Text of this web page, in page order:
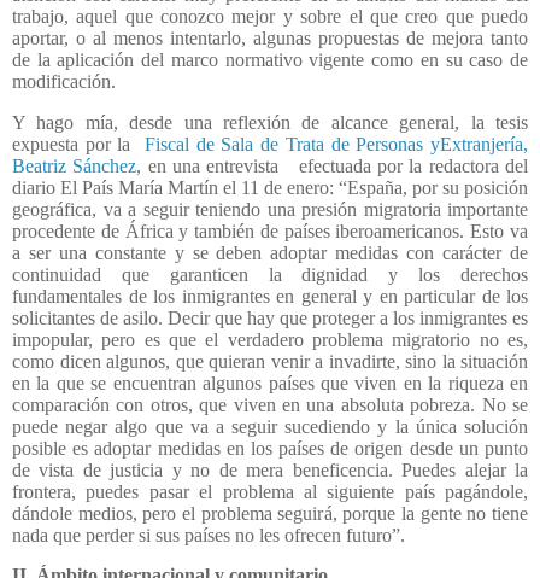
trabajo, aquel que conozco mejor y sobre el que creo que puedo
aportar, o al menos intentarlo, algunas propuestas de mejora tanto
de la aplicación del marco normativo vigente como en su caso de
modificación.
Y hago mía, desde una reflexión de alcance general, la tesis
expuesta por la
Fiscal de Sala de Trata de Personas yExtranjería,
Beatriz Sánchez, en una entrevista
efectuada por la redactora del
diario El País María Martín el 11 de enero: “España, por su posición
geográfica, va a seguir teniendo una presión migratoria importante
procedente de África y también de países iberoamericanos. Esto va
a ser una constante y se deben adoptar medidas con carácter de
continuidad que garanticen la dignidad y los derechos
fundamentales de los inmigrantes en general y en particular de los
solicitantes de asilo. Decir que hay que proteger a los inmigrantes es
impopular, pero es que el verdadero problema migratorio no es,
como dicen algunos, que quieran venir a invadirte, sino la situación
en la que se encuentran algunos países que viven en la riqueza en
comparación con otros, que viven en una absoluta pobreza. No se
puede negar algo que va a seguir sucediendo y la única solución
posible es adoptar medidas en los países de origen desde un punto
de vista de justicia y no de mera beneficencia. Puedes alejar la
frontera, puedes pasar el problema al siguiente país pagándole,
dándole medios, pero el problema seguirá, porque la gente no tiene
nada que perder si sus países no les ofrecen futuro”.